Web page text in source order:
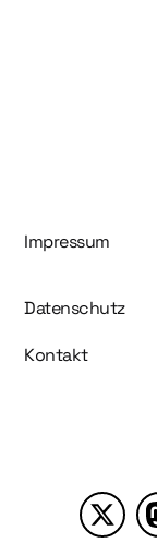
Impressum
Datenschutz
Kontakt